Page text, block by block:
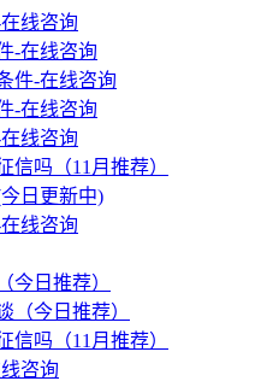
线咨询
-在线咨询
件-在线咨询
-在线咨询
线咨询
吗（11月推荐）
日更新中)
线咨询
今日推荐）
（今日推荐）
吗（11月推荐）
咨询